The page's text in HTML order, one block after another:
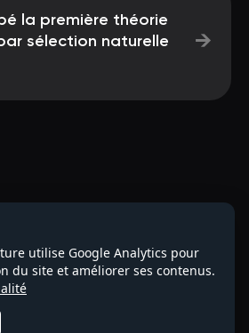
la première théorie
sélection naturelle
→
utilise Google Analytics pour
du site et améliorer ses contenus.